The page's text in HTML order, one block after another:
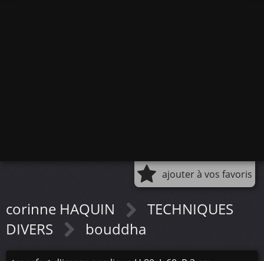
ajouter à vos favoris
corinne HAQUIN
TECHNIQUES
DIVERS
bouddha